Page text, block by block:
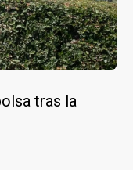
tras la